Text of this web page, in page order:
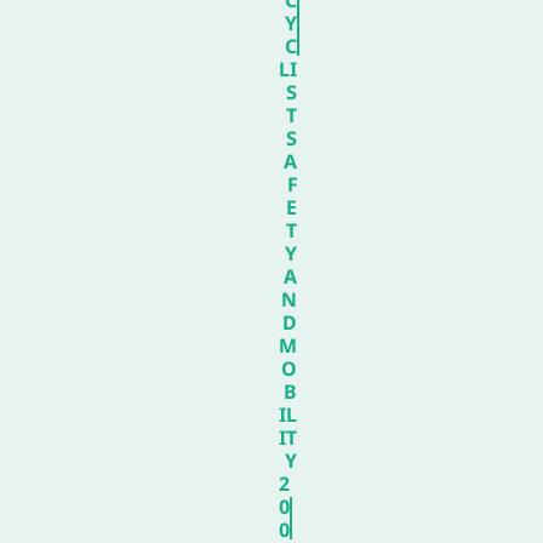
Y
C
LI
S
T
S
A
F
E
T
Y
A
N
D
M
O
B
IL
IT
Y
2
0
0